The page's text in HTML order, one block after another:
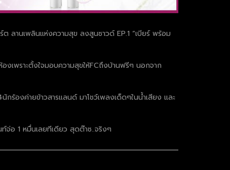
ลานเพลินแห่งความสุข ลงสูนซาวด์ EP.1 “เบียร์ พร้อม
เพราะตั้งใจมอบความสุขให้FCถึงบ้านฟรีๆ นอกจาก
งค่ายข้าวสารแลนด์ มาโชว์เพลงเด็ดๆในน้ำเสียง และ
จ่อ 1 หมื่นเลยทีเดียว สุดต๊าซ..จริงๆ